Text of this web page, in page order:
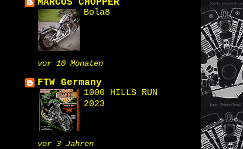
MARCOS CHOPPER
Bola8
vor 10 Monaten
FTW Germany
1000 HILLS RUN
2023
vor 3 Jahren